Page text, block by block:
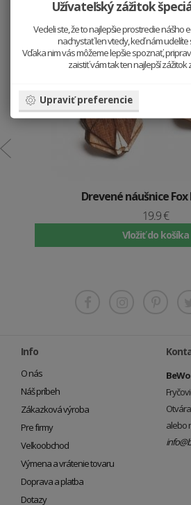
Drevené náušnice
19.9 €
Vložiť do košíka
Info
O nás
Náš príbeh
Zákazková výroba
Pre firmy
Veľkoobchod
Výmena a vrátenie tovaru
Doprava a platba
Dotazy
alebo
Užívateľský zážitok
Vedeli ste, že to najlepšie prostredie nášho
nachystať len vtedy, keď nám udelíte
Vďaka nim vás môžeme lepšie spoznať,
zaistiť vám tak ten najlepší
Upraviť preferencie